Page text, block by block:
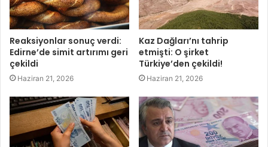
Reaksiyonlar sonuç verdi:
Edirne’de simit artırımı geri
çekildi
Haziran 21, 2026
Kaz Dağları’nı tahrip
etmişti: O şirket
Türkiye’den çekildi!
Haziran 21, 2026